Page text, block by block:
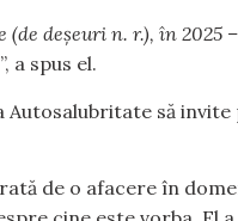
deșeuri n. r.), în 2025
”, a spus el.
Autosalubritate să
de o afacere în